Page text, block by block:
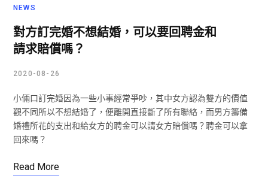
NEWS
對方訂完婚不想結婚，可以要回聘金和
請求賠償嗎？
2020-08-26
小倆口訂完婚因為一些小事經常爭吵，其中女方認為雙方的價值
觀不同所以不想結婚了，便離開直接斷了所有聯絡，而男方籌備
婚禮所花的支出和給女方的聘金可以請女方賠償嗎？聘金可以拿
回來嗎？
Read More